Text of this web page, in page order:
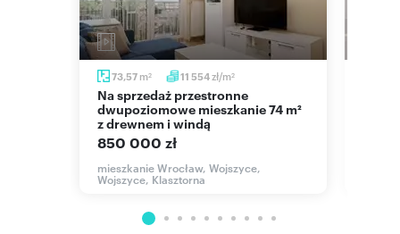
73,57 m2 11 554zł/m2
Na sprzedaż przestronne
dwupoziomowe mieszkanie 74 m²
z drewnem i windą
850 000 zł
mieszkanie Wrocław, Wojszyce,
Wojszyce, Klasztorna